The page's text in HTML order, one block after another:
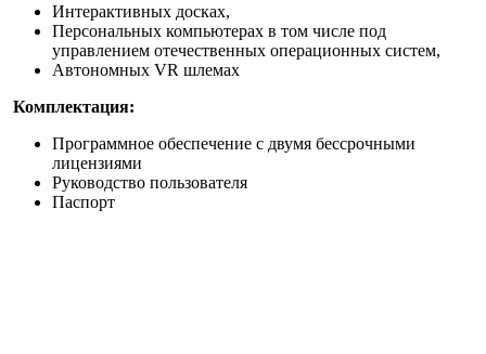
Интерактивных досках,
Персональных компьютерах в том числе под
управлением отечественных операционных систем,
Автономных VR шлемах
Комплектация:
Программное обеспечение с двумя бессрочными
лицензиями
Руководство пользователя
Паспорт